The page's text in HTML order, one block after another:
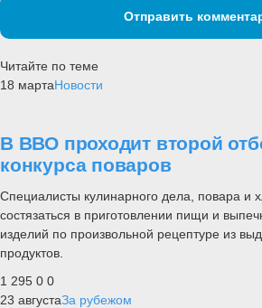
Отправить
Читайте по теме
18 мартаНовости
В ВВО проходит второй
конкурса поваров
Специалисты кулинарного дела, повара и
состязаться в приготовлении пищи и
изделий по произвольной рецептуре из
продуктов.
1 295 0 0
23 августаЗа рубежом